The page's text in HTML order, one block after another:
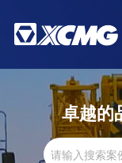
卓越的